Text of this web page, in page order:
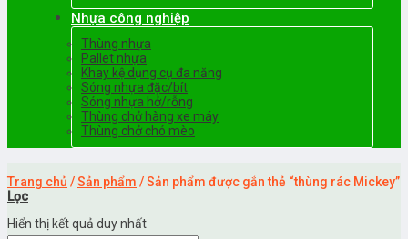
Nhựa công nghiệp
Thùng nhựa
Pallet nhựa
Khay kệ dụng cụ đa năng
Sóng nhựa đặc/bít
Sóng nhựa hở/rỗng
Thùng chở hàng xe máy
Thùng chở chó mèo
Trang chủ /Sản phẩm /Sản phẩm được gắn thẻ “thùng rác Mickey”
Lọc
Hiển thị kết quả duy nhất